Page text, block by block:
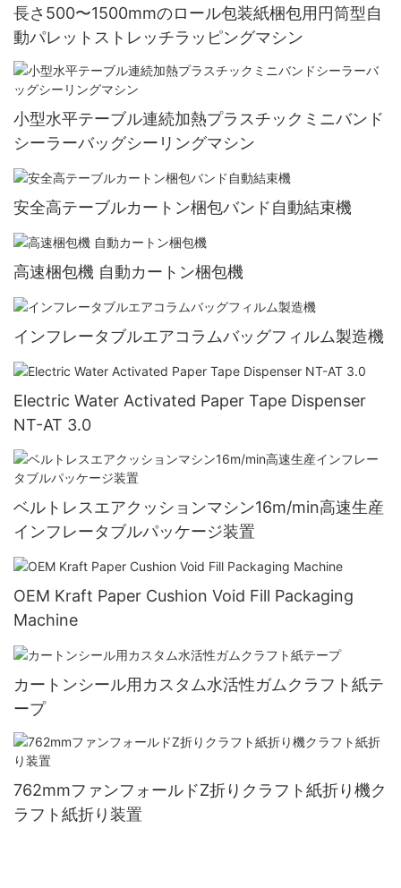
長さ500〜1500mmのロール包装紙梱包用円筒型自
動パレットストレッチラッピングマシン
小型水平テーブル連続加熱プラスチックミニバンド
シーラーバッグシーリングマシン
安全高テーブルカートン梱包バンド自動結束機
高速梱包機 自動カートン梱包機
インフレータブルエアコラムバッグフィルム製造機
Electric Water Activated Paper Tape Dispenser
NT-AT 3.0
ベルトレスエアクッションマシン16m/min高速生産
インフレータブルパッケージ装置
OEM Kraft Paper Cushion Void Fill Packaging
Machine
カートンシール用カスタム水活性ガムクラフト紙テ
ープ
762mmファンフォールドZ折りクラフト紙折り機ク
ラフト紙折り装置